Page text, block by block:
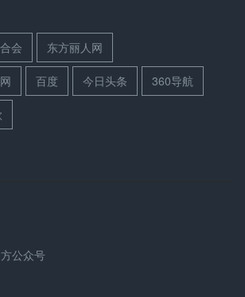
会 东方丽人网
百度 今日头条 360导航
公众号